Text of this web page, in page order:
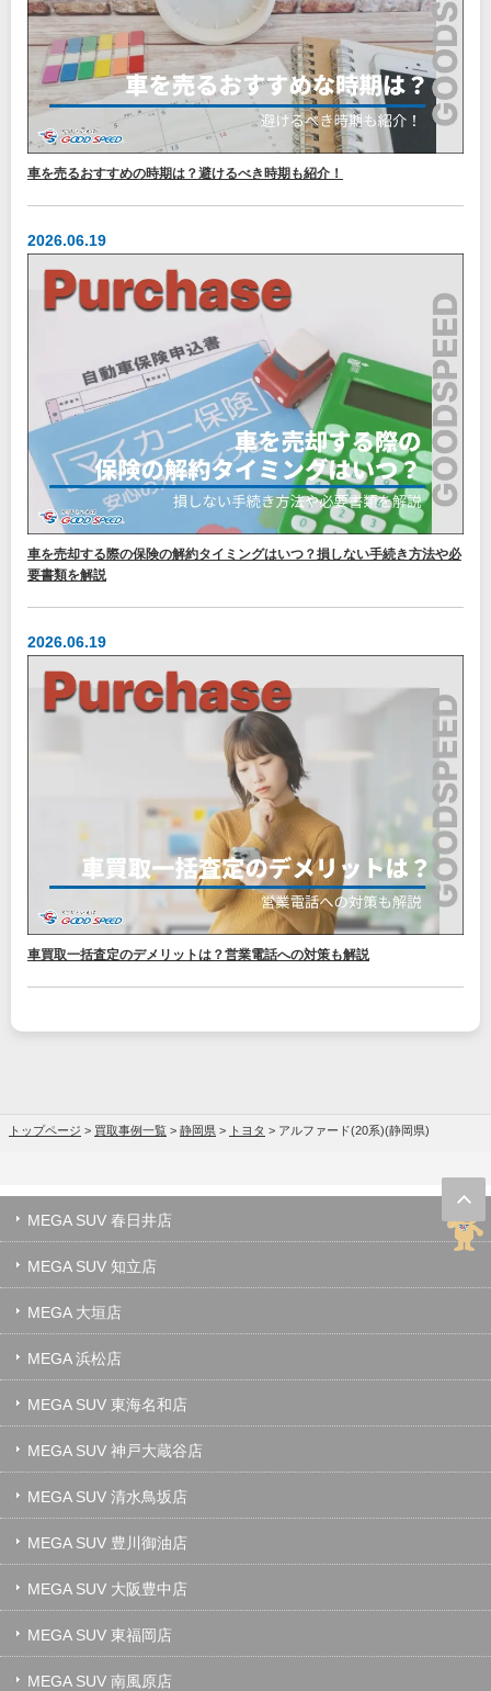
車を売るおすすめの時期は？避けるべき時期も紹介！
2026.06.19
車を売却する際の保険の解約タイミングはいつ？損しない手続き方法や必
要書類を解説
2026.06.19
車買取一括査定のデメリットは？営業電話への対策も解説
トップページ > 買取事例一覧 > 静岡県 > トヨタ > アルファード(20系)(静岡県)
MEGA SUV 春日井店
MEGA SUV 知立店
MEGA 大垣店
MEGA 浜松店
MEGA SUV 東海名和店
MEGA SUV 神戸大蔵谷店
MEGA SUV 清水鳥坂店
MEGA SUV 豊川御油店
MEGA SUV 大阪豊中店
MEGA SUV 東福岡店
MEGA SUV 南風原店